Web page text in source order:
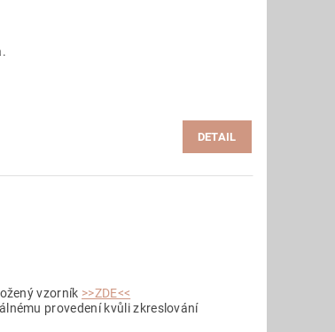
DETAIL
vzorník >>ZDE<<
provedení kvůli zkreslování